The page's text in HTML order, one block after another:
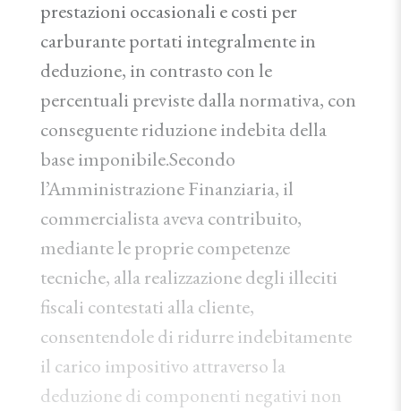
prestazioni occasionali e costi per
carburante portati integralmente in
deduzione, in contrasto con le
percentuali previste dalla normativa, con
conseguente riduzione indebita della
base imponibile.Secondo
l’Amministrazione Finanziaria, il
commercialista aveva contribuito,
mediante le proprie competenze
tecniche, alla realizzazione degli illeciti
fiscali contestati alla cliente,
consentendole di ridurre indebitamente
il carico impositivo attraverso la
deduzione di componenti negativi non